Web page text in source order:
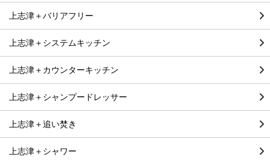
上志津＋バリアフリー
上志津＋システムキッチン
上志津＋カウンターキッチン
上志津＋シャンプードレッサー
上志津＋追い焚き
上志津＋シャワー